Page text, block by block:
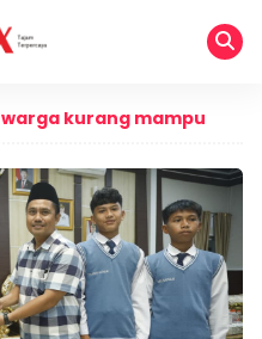
warga kurang mampu